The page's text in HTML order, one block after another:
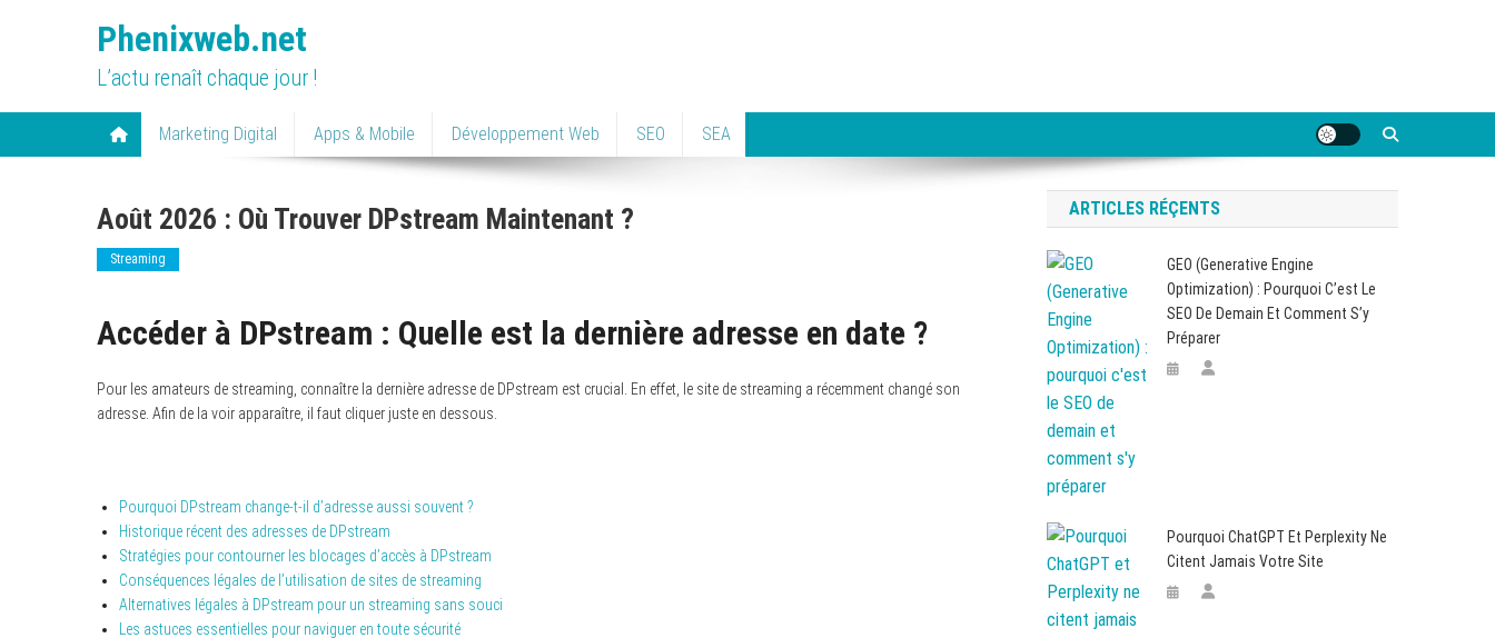
Phenixweb.net
L’actu renaît chaque jour !
Marketing Digital Apps & Mobile Développement Web SEO SEA
Août 2026 : Où Trouver DPstream Maintenant ?
Streaming
Accéder à DPstream : Quelle est la dernière adresse en date ?
Pour les amateurs de streaming, connaître la dernière adresse de DPstream est crucial. En effet, le site de streaming a récemment changé son
adresse. Afin de la voir apparaître, il faut cliquer juste en dessous.
Pourquoi DPstream change-t-il d’adresse aussi souvent ?
Historique récent des adresses de DPstream
Stratégies pour contourner les blocages d’accès à DPstream
Conséquences légales de l’utilisation de sites de streaming
Alternatives légales à DPstream pour un streaming sans souci
Les astuces essentielles pour naviguer en toute sécurité
ARTICLES RÉÇENTS
GEO (Generative Engine
Optimization) : Pourquoi C’est Le
SEO De Demain Et Comment S’y
Préparer
Pourquoi ChatGPT Et Perplexity Ne
Citent Jamais Votre Site